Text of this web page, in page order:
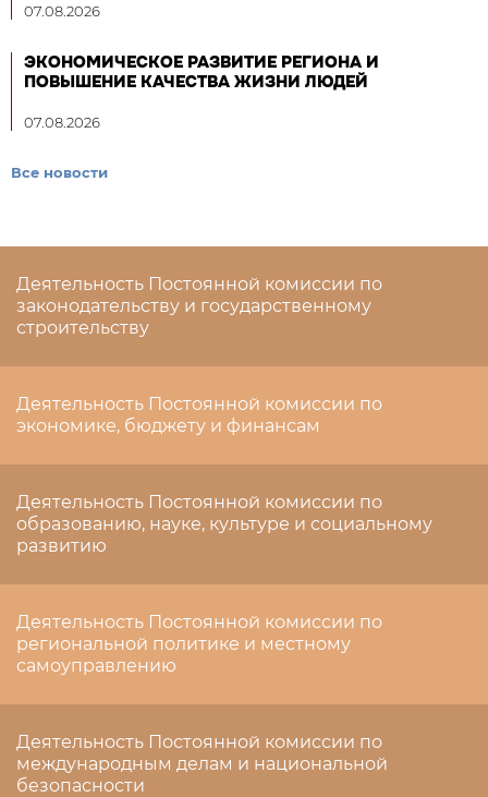
07.08.2026
ЭКОНОМИЧЕСКОЕ РАЗВИТИЕ РЕГИОНА И
ПОВЫШЕНИЕ КАЧЕСТВА ЖИЗНИ ЛЮДЕЙ
07.08.2026
Все новости
Деятельность Постоянной комиссии по
законодательству и государственному
строительству
Деятельность Постоянной комиссии по
экономике, бюджету и финансам
Деятельность Постоянной комиссии по
образованию, науке, культуре и социальному
развитию
Деятельность Постоянной комиссии по
региональной политике и местному
самоуправлению
Деятельность Постоянной комиссии по
международным делам и национальной
безопасности